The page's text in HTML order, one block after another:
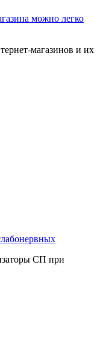
можно легко
магазинов и их
СП при